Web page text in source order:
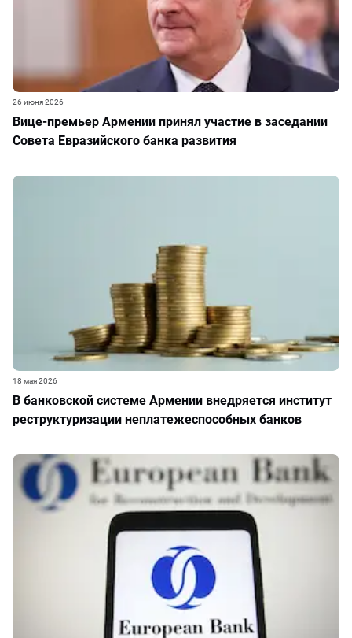
Вице-премьер Армении принял участие в заседании
Совета Евразийского банка развития
26 июня 2026
В банковской системе Армении внедряется институт
реструктуризации неплатежеспособных банков
18 мая 2026